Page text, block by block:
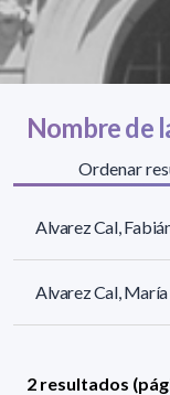
Nombre de
Ordenar
Alvarez Cal,
Alvarez Cal,
2 resultados